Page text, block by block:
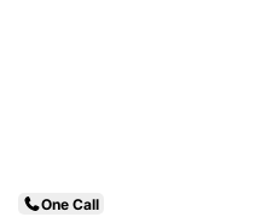
One Call